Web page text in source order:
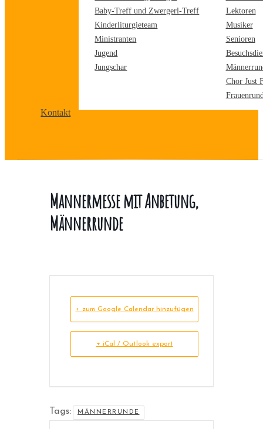
Baby-Treff und Zwergerl-Treff
Kinderliturgieteam
Ministranten
Jugend
Jungschar
Lektoren
Musiker
Senioren
Chor Just
Kontakt
Mannermesse mit Anbetung,
Männerrunde
+ zum Google Calendar hinzufügen
+ iCal / Outlook export
Tags: MÄNNERRUNDE